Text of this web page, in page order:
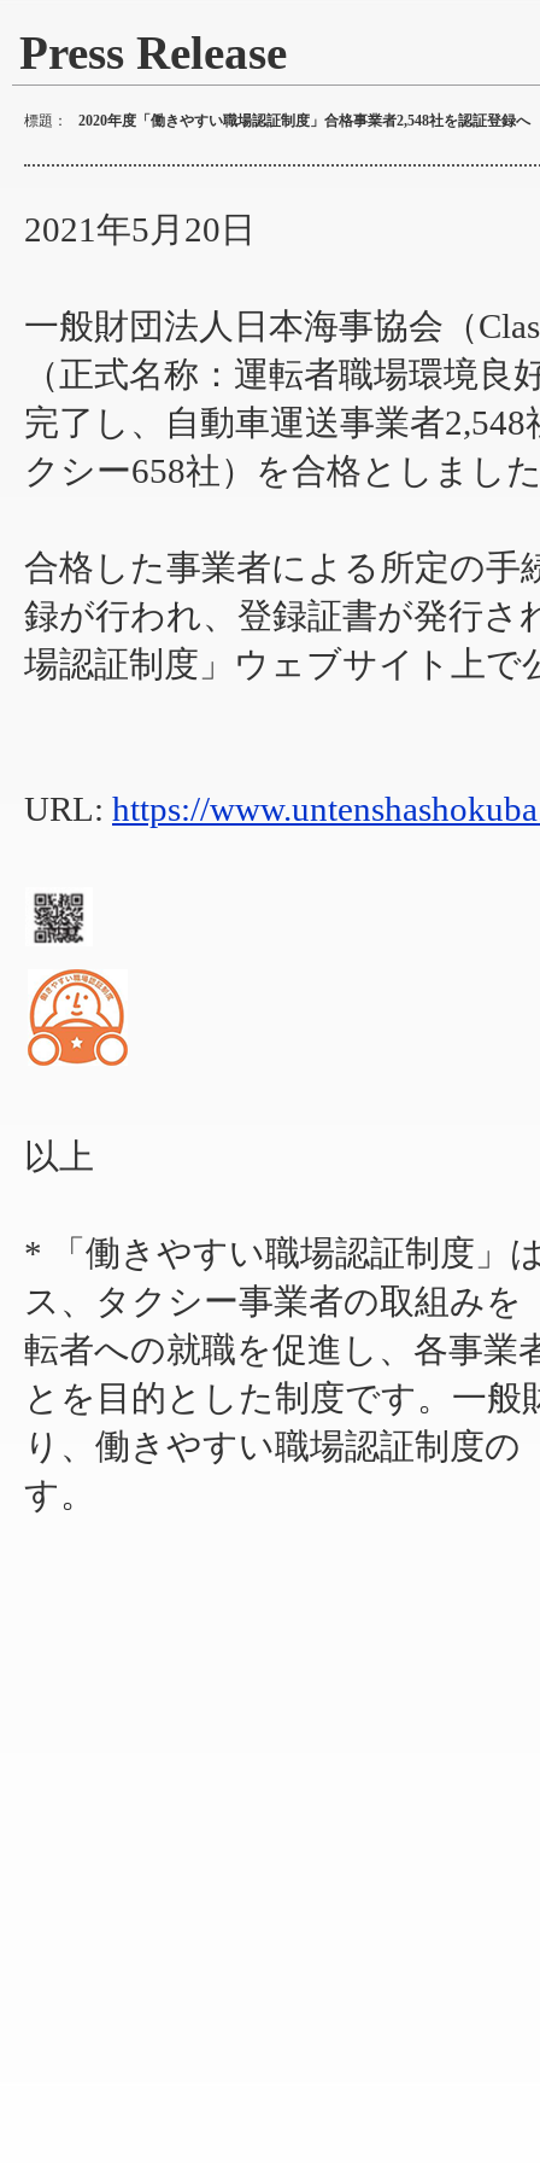
Press Release
標題： 2020年度「働きやすい職場認証制度」合格事業者2,548社を認証登録へ
2021年5月20日
一般財団法人日本海事協会（
（正式名称：運転者職場環境
完了し、自動車運送事業者
クシー658社）を合格としまし
合格した事業者による所定の手
録が行われ、登録証書が発行さ
場認証制度」ウェブサイト上で
URL: https://
以上
* 「働きやすい職場認証制度」
ス、タクシー事業者の取組み
転者への就職を促進し、各事業
とを目的とした制度です。一
り、働きやすい職場認証制度
す。